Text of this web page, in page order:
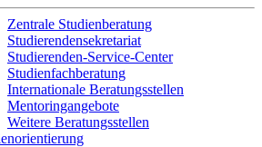
Zentrale Studienberatung
Studierendensekretariat
Studierenden-Service-Center
Studienfachberatung
Internationale Beratungsstellen
Mentoringangebote
Weitere Beratungsstellen